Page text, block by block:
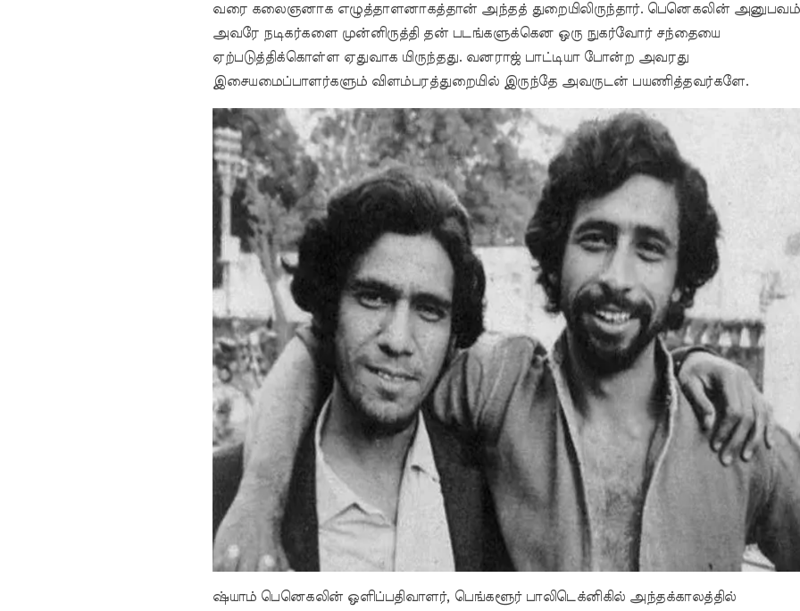
வரை கலைஞனாக எழுத்தாளனாகத்தான் அந்தத் துறையிலிருந்தார். பெனெகலின் அனுபவம்
அவரே நடிகர்களை முன்னிருத்தி தன் படங்களுக்கென ஒரு நுகர்வோர் சந்தையை
ஏற்படுத்திக்கொள்ள ஏதுவாக யிருந்தது. வனராஜ் பாட்டியா போன்ற அவரது
இசையமைப்பாளர்களும் விளம்பரத்துறையில் இருந்தே அவருடன் பயணித்தவர்களே.
ஷ்யாம் பெனெகலின் ஒளிப்பதிவாளர், பெங்களூர் பாலிடெக்னிகில் அந்தக்காலத்தில்